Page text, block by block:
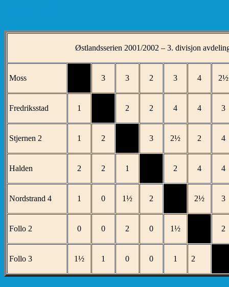
Østlandsserien 2001/2002 – 3. divisjon
Moss 3 3 2 3 4 2½
Fredriksstad 1 2 2 4 4 3
Stjernen 2 1 2 3 2½ 2 4
Halden 2 2 1 2 4 4
Nordstrand 4 1 0 1½ 2 2½ 3
Follo 2 0 0 2 0 1½ 2
Follo 3 1½ 1 0 0 1 2